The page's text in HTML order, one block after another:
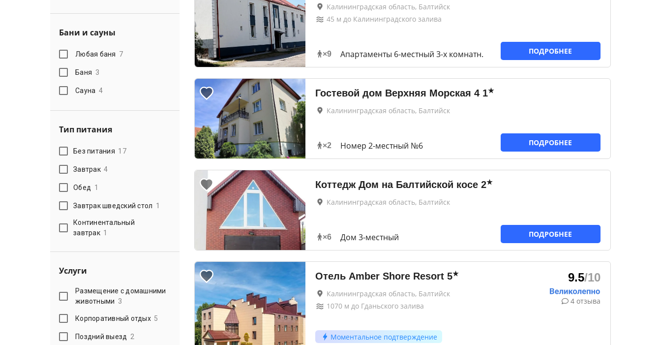
Бани и сауны
Любая баня 7
Баня 3
Сауна 4
Тип питания
Без питания 17
Завтрак 4
Обед 1
Завтрак шведский стол 1
Континентальный
завтрак 1
Услуги
Размещение с домашними
животными 3
Корпоративный отдых 5
Поздний выезд 2
Калининградская область, Балтийск
45 м до Калининградского залива
×9 Апартаменты 6-местный 3-х комнатн. ПОДРОБНЕЕ
Гостевой дом Верхняя Морская 4 1★
Калининградская область, Балтийск
×2 Номер 2-местный №6 ПОДРОБНЕЕ
Коттедж Дом на Балтийской косе 2★
Калининградская область, Балтийск
×6 Дом 3-местный ПОДРОБНЕЕ
Отель Amber Shore Resort 5★
Калининградская область, Балтийск
1070м до Гданьского залива
Моментальное подтверждение
9.5/10
4 отзыва